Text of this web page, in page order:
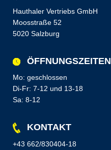
Hauthaler Vertriebs GmbH
Moosstraße 52
5020 Salzburg
ÖFFNUNGSZEITEN
Mo: geschlossen
Di-Fr: 7-12 und 13-18
Sa: 8-12
KONTAKT
+43 662/830404-18